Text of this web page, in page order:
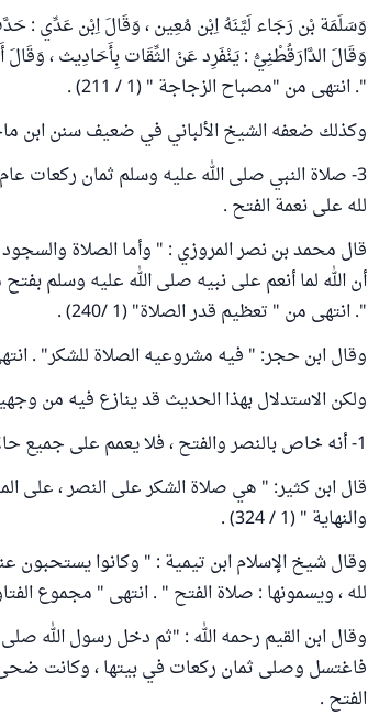
وَسَلَمَة بْن رَجَاء لَيَّنَهُ اِبْن مُعِين ، وَقَالَ اِبْن عَدِّي :
وَقَالَ الدَّارَقُطْنِيُّ : يَنْفَرِد عَنْ الثِّقَات بِأَحَادِيث ،
". انتهى من "مصباح الزجاجة " (1 / 211) .
وكذلك ضعفه الشيخ الألباني في ضعيف سنن ابن
3- صلاة النبي صلى الله عليه وسلم ثمان ركعات
لله على نعمة الفتح .
قال محمد بن نصر المروزي : " وأما الصلاة
أن الله لما أنعم على نبيه صلى الله عليه وسلم
". انتهى من " تعظيم قدر الصلاة" (1 /240) .
وقال ابن حجر: " فيه مشروعيه الصلاة للشكر" . انتهى "
ولكن الاستدلال بهذا الحديث قد ينازع فيه من
1- أنه خاص بالنصر والفتح ، فلا يعمم على جميع حالات السرور.
قال ابن كثير: " هي صلاة الشكر على النصر ، على
والنهاية " (1 / 324) .
وقال شيخ الإسلام ابن تيمية : " وكانوا يستحبون
لله ، ويسمونها : صلاة الفتح " . انتهى " مجموع الفتاوى" (17
وقال ابن القيم رحمه الله : "ثم دخل رسول الله
فاغتسل وصلى ثمان ركعات في بيتها ، وكانت
الفتح .